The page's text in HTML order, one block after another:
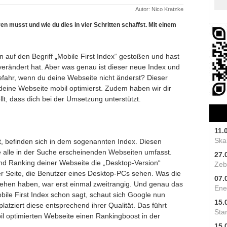
Autor: Nico Kratzke
musst und wie du dies in vier Schritten schaffst. Mit einem
auf den Begriff „Mobile First Index“ gestoßen und hast
hat. Aber was genau ist dieser neue Index und
wenn du deine Webseite nicht änderst? Dieser
Webseite mobil optimierst. Zudem haben wir dir
dass dich bei der Umsetzung unterstützt.
befinden sich in dem sogenannten Index. Diesen
in der Suche erscheinenden Webseiten umfasst.
Ranking deiner Webseite die „Desktop-Version“
Seite, die Benutzer eines Desktop-PCs sehen. Was die
haben, war erst einmal zweitrangig. Und genau das
First Index schon sagt, schaut sich Google nun
diese entsprechend ihrer Qualität. Das führt
optimierten Webseite einen Rankingboost in der